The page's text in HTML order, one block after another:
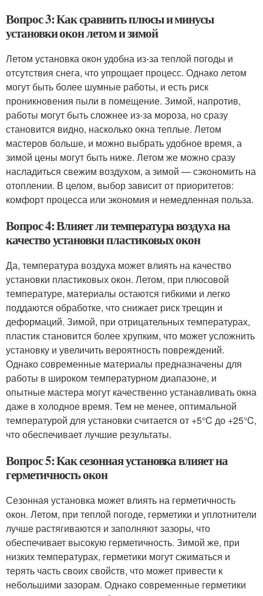
Вопрос 3: Как сравнить плюсы и минусы
установки окон летом и зимой
Летом установка окон удобна из-за теплой погоды и
отсутствия снега, что упрощает процесс. Однако летом
могут быть более шумные работы, и есть риск
проникновения пыли в помещение. Зимой, напротив,
работы могут быть сложнее из-за мороза, но сразу
становится видно, насколько окна теплые. Летом
мастеров больше, и можно выбрать удобное время, а
зимой цены могут быть ниже. Летом же можно сразу
насладиться свежим воздухом, а зимой — сэкономить на
отоплении. В целом, выбор зависит от приоритетов:
комфорт процесса или экономия и немедленная польза.
Вопрос 4: Влияет ли температура воздуха на
качество установки пластиковых окон
Да, температура воздуха может влиять на качество
установки пластиковых окон. Летом, при плюсовой
температуре, материалы остаются гибкими и легко
поддаются обработке, что снижает риск трещин и
деформаций. Зимой, при отрицательных температурах,
пластик становится более хрупким, что может усложнить
установку и увеличить вероятность повреждений.
Однако современные материалы предназначены для
работы в широком температурном диапазоне, и
опытные мастера могут качественно устанавливать окна
даже в холодное время. Тем не менее, оптимальной
температурой для установки считается от +5°C до +25°C,
что обеспечивает лучшие результаты.
Вопрос 5: Как сезонная установка влияет на
герметичность окон
Сезонная установка может влиять на герметичность
окон. Летом, при теплой погоде, герметики и уплотнители
лучше растягиваются и заполняют зазоры, что
обеспечивает высокую герметичность. Зимой же, при
низких температурах, герметики могут сжиматься и
терять часть своих свойств, что может привести к
небольшими зазорам. Однако современные герметики